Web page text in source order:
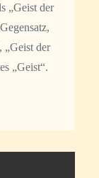
„Geist der
„Geist der
„Geist“.